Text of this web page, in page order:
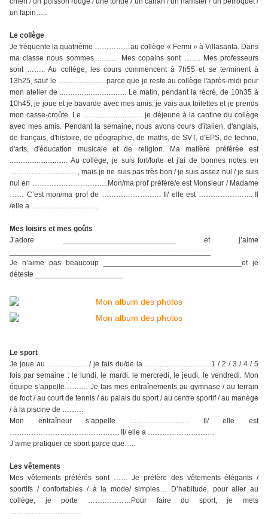
un lapin…..
Le collège
Je fréquente la quatrième ……………au collège « Fermi » à Villasanta. Dans
ma classe nous sommes ……… Mes copains sont ……. Mes professeurs
sont …….. Au collège, les cours commencent à 7h55 et se terminent à
13h25, sauf le ...........................parce que je reste au collège l'après-midi pour
mon atelier de ..................................... Le matin, pendant la récré, de 10h35 à
10h45, je joue et je bavarde avec mes amis, je vais aux toilettes et je prends
mon casse-croûte. Le ................................. je déjeune à la cantine du collège
avec mes amis. Pendant la semaine, nous avons cours d'italien, d'anglais,
de français, d'histoire, de géographie, de maths, de SVT, d'EPS, de techno,
d'arts, d'éducation musicale et de religion. Ma matière préférée est
................................ Au collège, je suis fort/forte et j'ai de bonnes notes en
……………………….., mais je ne suis pas très bon / je suis assez nul / je suis
nul en …………………………..Mon/ma prof préféré/e est Monsieur / Madame
…… C’est mon/ma prof de ……………………. Il/ elle est ………………….. Il
/elle a ……………………….
Mes loisirs et mes goûts
J’adore ___________________________ et j’aime
Je n’aime pas beaucoup _________________________________et je
déteste _____________________
Le sport
Je joue au …………….. / je fais du/de la ……………………….1 / 2 / 3 / 4 / 5
fois par semaine : le lundi, le mardi, le mercredi, le jeudi, le vendredi. Mon
équipe s’appelle………. Je fais mes entraînements au gymnase / au terrain
de foot / au court de tennis / au palais du sport / au centre sportif / au manège
/ à la piscine de ………
Mon entraîneur s’appelle ……………………. Il/ elle est
………………………………………. Il/ elle a ……………………….
J’aime pratiquer ce sport parce que…..
Les vêtements
Mes vêtements préférés sont …… Je préfère des vêtements élégants /
sportifs / confortables / à la mode/ simples… D’habitude, pour aller au
collège, je porte ………………Pour faire du sport, je mets
…………………………